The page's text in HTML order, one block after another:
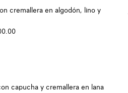
cremallera en algodón, lino y
capucha y cremallera en lana